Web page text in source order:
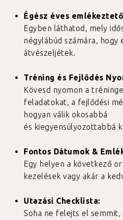
Égész éves
Egyben láthatod, mely
négylábúd számára, hogy
átvészeljétek.
Tréning és Fejlődés
Kövesd nyomon a
feladatokat, a fejlődési
hogyan válik okosabbá
és kiegyensúlyozottabbá
Fontos Dátumok &
Egy helyen a következő
kezelések vagy akár a
Utazási Checklista:
Soha ne felejts el semmit,